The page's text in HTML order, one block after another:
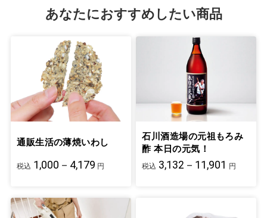
あなたにおすすめしたい商品
通販生活の薄焼いわし
税込 1,000－4,179 円
石川酒造場の元祖もろみ
酢 本日の元気！
税込 3,132－11,901 円